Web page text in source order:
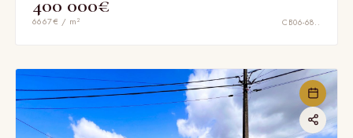
400 000€
6667€ / m² CB06-68..